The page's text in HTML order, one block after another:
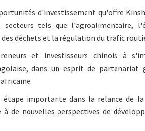
d'investissement qu'offre
tels que l'agroalimentaire,
déchets et la régulation du trafic
et investisseurs chinois à
dans un esprit de partenariat
étape importante dans la relance de
de nouvelles perspectives de